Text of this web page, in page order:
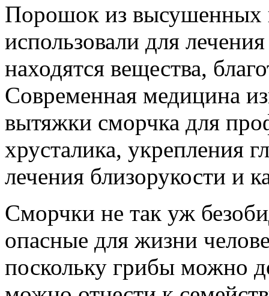
Порошок из высушенных
использовали для
находятся вещества,
Современная медицина
вытяжки сморчка для
хрусталика, укрепления
лечения близорукости и
Сморчки не так уж
опасные для жизни
поскольку грибы можно